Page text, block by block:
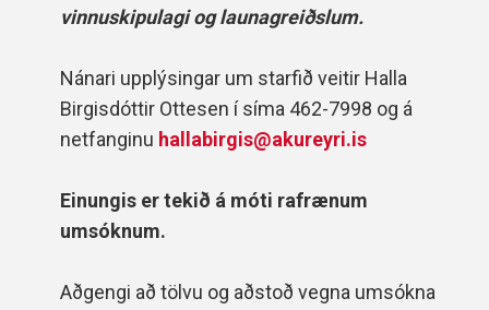
vinnuskipulagi og launagreiðslum.
Nánari upplýsingar um starfið veitir Halla
Birgisdóttir Ottesen í síma 462-7998 og á
netfanginu hallabirgis@akureyri.is
Einungis er tekið á móti rafrænum
umsóknum.
Aðgengi að tölvu og aðstoð vegna umsókna